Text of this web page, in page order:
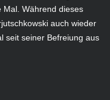
Mal. Während dieses
auch wieder
seit seiner Befreiung aus